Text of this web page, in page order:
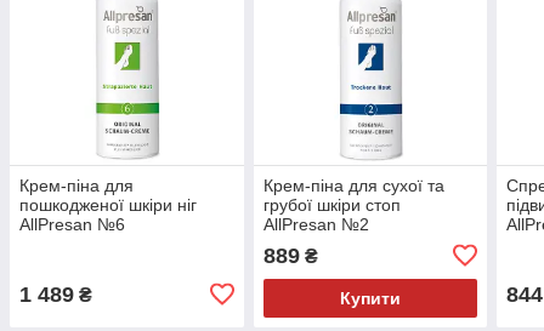
Крем-піна для
пошкодженої шкіри ніг
AllPresan №6
1 489 ₴
Крем-піна для сухої та
грубої шкіри стоп
AllPresan №2
889₴
Купити 844